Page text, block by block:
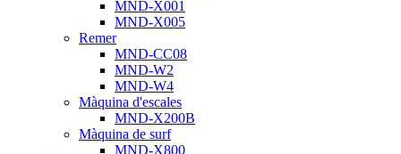
MND-X001
MND-X005
Remer
MND-CC08
MND-W2
MND-W4
Màquina d'escales
MND-X200B
Màquina de surf
MND-X800